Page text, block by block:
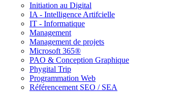
Initiation au Digital
IA - Intelligence Artifcielle
IT - Informatique
Management
Management de projets
Microsoft 365®
PAO & Conception Graphique
Phygital Trip
Programmation Web
Référencement SEO / SEA